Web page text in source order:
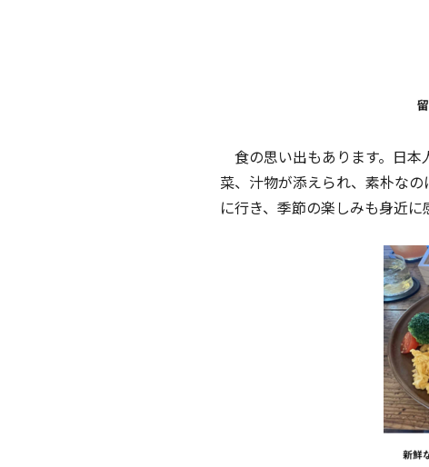
食の思い出もあります。日本
菜、汁物が添えられ、素朴な
に行き、季節の楽しみも身近に